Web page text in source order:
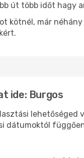
út több időt hagy
kötnél, már
ide: Burgos
lehetőséged
dátumoktól